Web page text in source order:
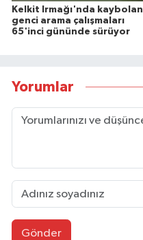
Kelkit Irmağı'nda kaybolan
genci arama çalışmaları
65'inci gününde sürüyor
Yorumlar
Gönder